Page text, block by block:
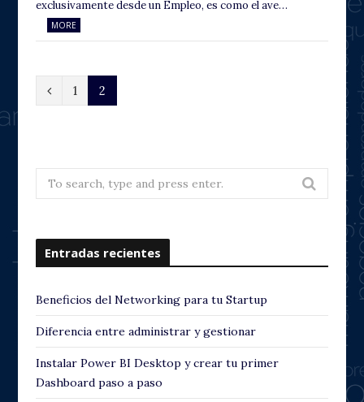
exclusivamente desde un Empleo, es como el ave…
MORE
P
i
u
1 2
Search
for:
Entradas recientes
Beneficios del Networking para tu Startup
Diferencia entre administrar y gestionar
Instalar Power BI Desktop y crear tu primer
Dashboard paso a paso